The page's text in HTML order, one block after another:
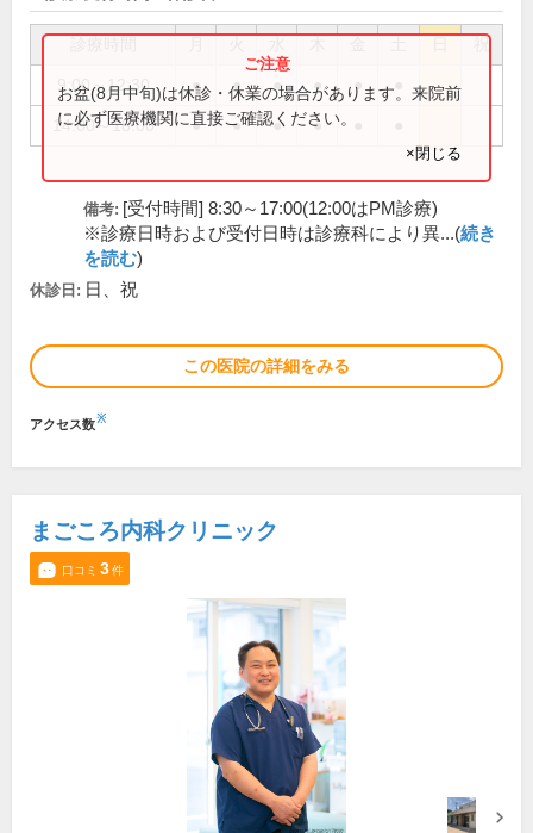
祝
9:00～12:30 ● ● ● ● ●
14:00～18:00 ● ● ● ●
お盆(8月中旬)は休診・休業の場合があります。来院前
に必ず医療機関に直接ご確認ください。
×閉じる
備考: [受付時間] 8:30～17:00(12:00はPM診療)
※診療日時および受付日時は診療科により異...(続き
を読む)
休診日: 日、祝
この医院の詳細をみる
アクセス数※
まごころ内科クリニック
口コミ 3件